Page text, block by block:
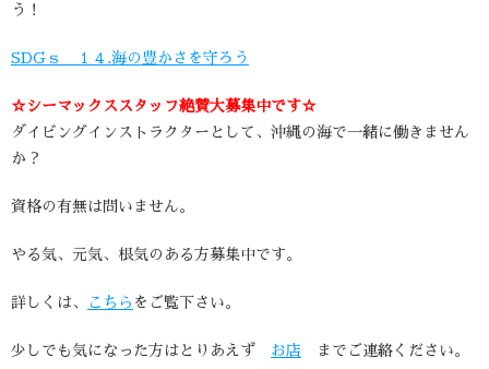
う！
SDGｓ １４.海の豊かさを守ろう
☆シーマックススタッフ絶賛大募集中です☆
ダイビングインストラクターとして、沖縄の海で一緒に働きません
か？
資格の有無は問いません。
やる気、元気、根気のある方募集中です。
詳しくは、 こちら をご覧下さい。
少しでも気になった方はとりあえず お店 までご連絡ください。